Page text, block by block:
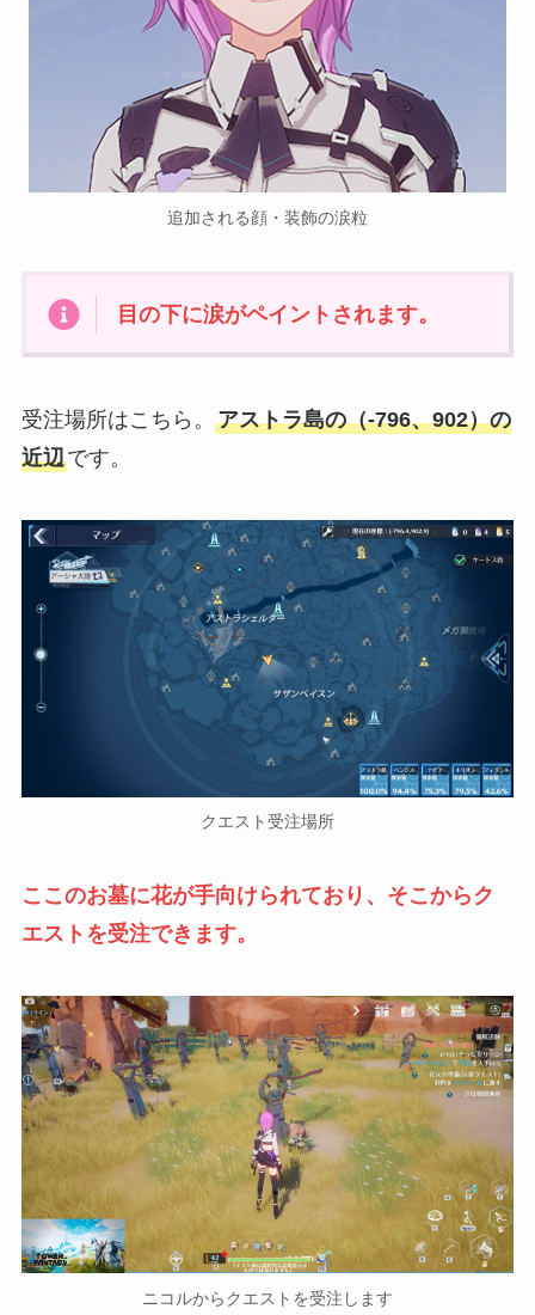
追加される顔・装飾の涙粒
目の下に涙がペイントされます。
受注場所はこちら。 アストラ島の（-796、902）の
近辺です。
クエスト受注場所
ここのお墓に花が手向けられており、そこからク
エストを受注できます。
ニコルからクエストを受注します